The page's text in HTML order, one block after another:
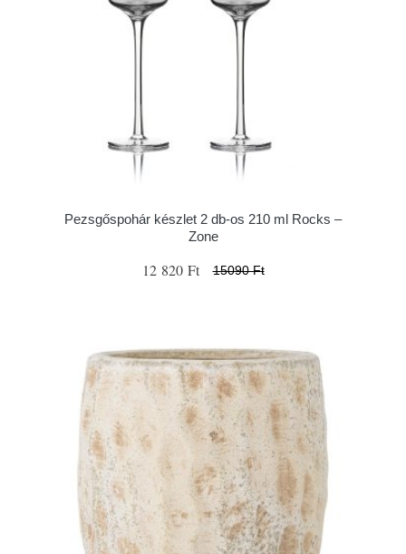
Pezsgőspohár készlet 2 db-os 210 ml Rocks –
Zone
12 820 Ft 15090 Ft